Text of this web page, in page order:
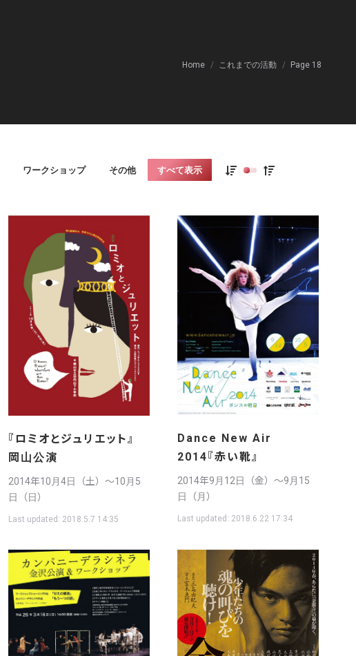
You are here:
Home これまでの活動 Page 18
すべて表示
ワークショップ その他
『ロミオとジュリエット』
岡山公演
2014年10月4日（土）〜10月5
日（日）
Last updated: 2018.5.7 14:35
Dance New Air
2014『赤い靴』
2014年9月12日（金）〜9月15
日（月）
Last updated: 2018.6.22 17:34